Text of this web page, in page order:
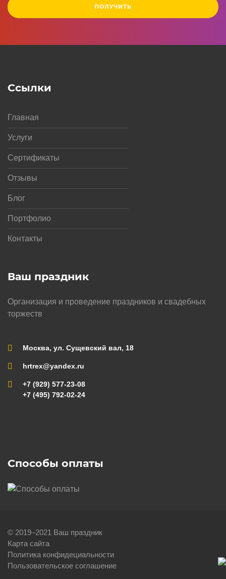
ПОЛУЧИТЬ
Ваш праздник
Организация и проведение праздников и свадебных
торжеств
Москва, ул. Сущевский вал, 18
hrtrex@yandex.ru
+7 (929) 577-23-08
+7 (495) 792-02-24
Ссылки
Главная
Услуги
Сертификаты
Отзывы
Блог
Портфолио
Контакты
Способы оплаты
© 2019–2021 Ваш праздник
Карта сайта
Политика конфидециальности
Пользовательское соглашение